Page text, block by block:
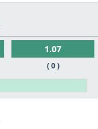
1.07
( 0 )